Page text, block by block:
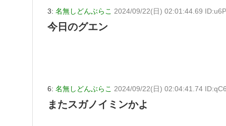
3: 名無しどんぶらこ 2024/09/22(日) 02:01:44.69
今日のグエン
6: 名無しどんぶらこ 2024/09/22(日) 02:04:41.74
またスガノイミンかよ